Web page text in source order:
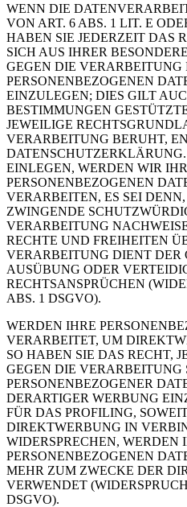
WENN DIE
VON ART. 6 ABS. 1 LIT. E
HABEN SIE JEDERZEIT DAS
SICH AUS IHRER
GEGEN DIE VERARBEITUNG
PERSONENBEZOGENEN
EINZULEGEN; DIES GILT
BESTIMMUNGEN
JEWEILIGE
VERARBEITUNG BERUHT,
EINLEGEN, WERDEN WIR
PERSONENBEZOGENEN
VERARBEITEN, ES SEI
ZWINGENDE
VERARBEITUNG
RECHTE UND FREIHEITEN
VERARBEITUNG DIENT DER
AUSÜBUNG ODER
RECHTSANSPRÜCHEN
ABS. 1 DSGVO).
WERDEN IHRE
VERARBEITET, UM
SO HABEN SIE DAS RECHT,
GEGEN DIE VERARBEITUNG
PERSONENBEZOGENER
DERARTIGER WERBUNG
FÜR DAS PROFILING,
DIREKTWERBUNG IN
WIDERSPRECHEN, WERDEN
PERSONENBEZOGENEN
MEHR ZUM ZWECKE DER
VERWENDET
DSGVO).